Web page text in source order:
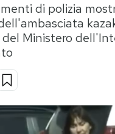
Storie/
di polizia
Ministero